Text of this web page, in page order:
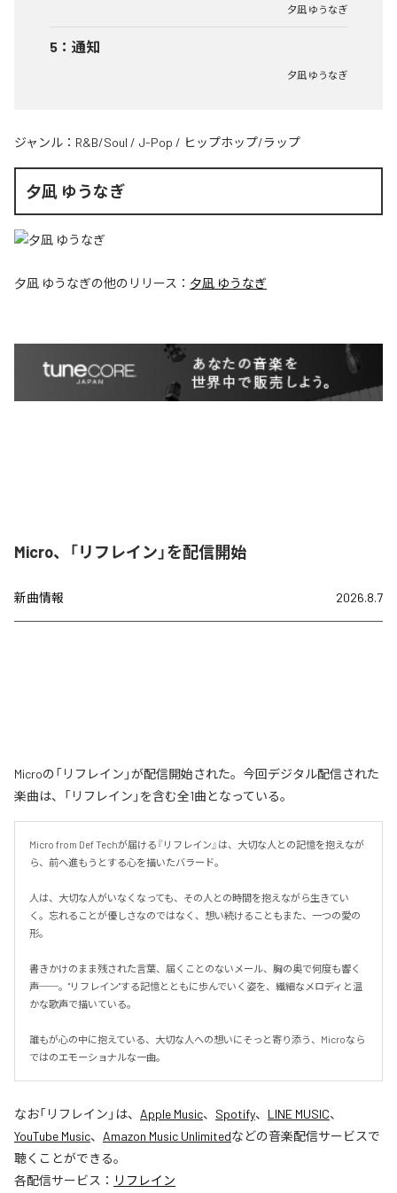
夕凪 ゆうなぎ
5 ： 通知
夕凪 ゆうなぎ
ジャンル： R&B/Soul / J-Pop / ヒップホップ/ラップ
夕凪 ゆうなぎ
夕凪 ゆうなぎの他のリリース： 夕凪 ゆうなぎ
Micro、「リフレイン」を配信開始
新曲情報 2026.8.7
Microの「リフレイン」が配信開始された。今回デジタル配信された
楽曲は、「リフレイン」を含む全1曲となっている。
Micro from Def Techが届ける『リフレイン』は、大切な人との記憶を抱えなが
ら、前へ進もうとする心を描いたバラード。
人は、大切な人がいなくなっても、その人との時間を抱えながら生きてい
く。忘れることが優しさなのではなく、想い続けることもまた、一つの愛の
形。
書きかけのまま残された言葉、届くことのないメール、胸の奥で何度も響く
声──。"リフレイン"する記憶とともに歩んでいく姿を、繊細なメロディと温
かな歌声で描いている。
誰もが心の中に抱えている、大切な人への想いにそっと寄り添う、Microなら
ではのエモーショナルな一曲。
なお「リフレイン 」は、 Apple Music、 Spotify、 LINE MUSIC、
YouTube Music、 Amazon Music Unlimitedなどの音楽配信サービスで
聴くことができる。
各配信サービス： リフレイン